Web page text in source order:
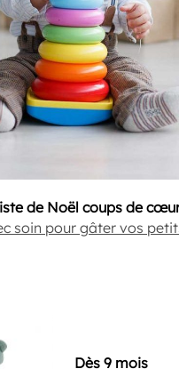
de Noël coups de
soin pour gâter vos
Dès 9 mois